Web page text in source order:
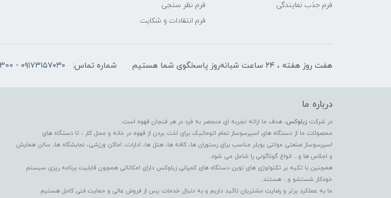
فرم جذب نمایندگی
فرم نظر سنجی
فرم انتقادات و شکایت
هفت روز هفته ، ۲۴ ساعت شبانه‌روز پاسخگوی شما هستیم شماره تماس: ۰۹۱۷۳۱۵۷۰۳۰ - 09129312300 - 07137742255
درباره ما
در شرکت زیلوکس، هدف ما ارائه تجربه ای منحصر به فرد در هر فنجان قهوه است.
محصولات ما از دستگاه های اسپرسوساز تمام اتوماتیک برای لذت بردن از قهوه در خانه و محل کار ، تا دستگاه های
اسپرسوساز صنعتی مولتی بویلر مناسب برای رستوران ها، کافه ها، هتل ها، ادارات، اماکن ورزشی، نمایشگاه ها، سالن همایش
و اجلاس ها و... انواع گوناگونی را شامل می شود.
همچنین با تکیه بر تکنولوژی های نوین دستگاه های کمپانی زیلوکس دارای امکاناتی همچون قابلیت برنامه ریزی سیستم
خودکار شستشو و... هستند.
ما به عملکرد برتر و رضایت مشتریان تاکید داریم و به دنبال خدمات پس از فروش عالی و حمایت فنی کامل هستیم.